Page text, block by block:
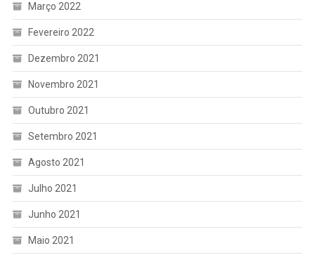
Março 2022
Fevereiro 2022
Dezembro 2021
Novembro 2021
Outubro 2021
Setembro 2021
Agosto 2021
Julho 2021
Junho 2021
Maio 2021